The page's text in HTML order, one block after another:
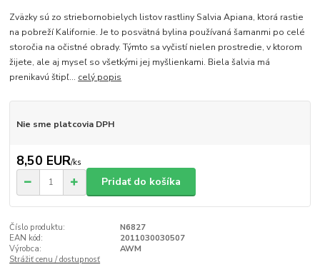
Zväzky sú zo striebornobielych listov rastliny Salvia Apiana, ktorá rastie
na pobreží Kalifornie. Je to posvätná bylina používaná šamanmi po celé
storočia na očistné obrady. Týmto sa vyčistí nielen prostredie, v ktorom
žijete, ale aj myseľ so všetkými jej myšlienkami. Biela šalvia má
prenikavú štipľ... celý popis
Nie sme platcovia DPH
8,50 EUR/ks
Pridať do košíka
Číslo produktu:
N6827
EAN kód:
2011030030507
Výrobca:
AWM
Strážiť cenu / dostupnosť